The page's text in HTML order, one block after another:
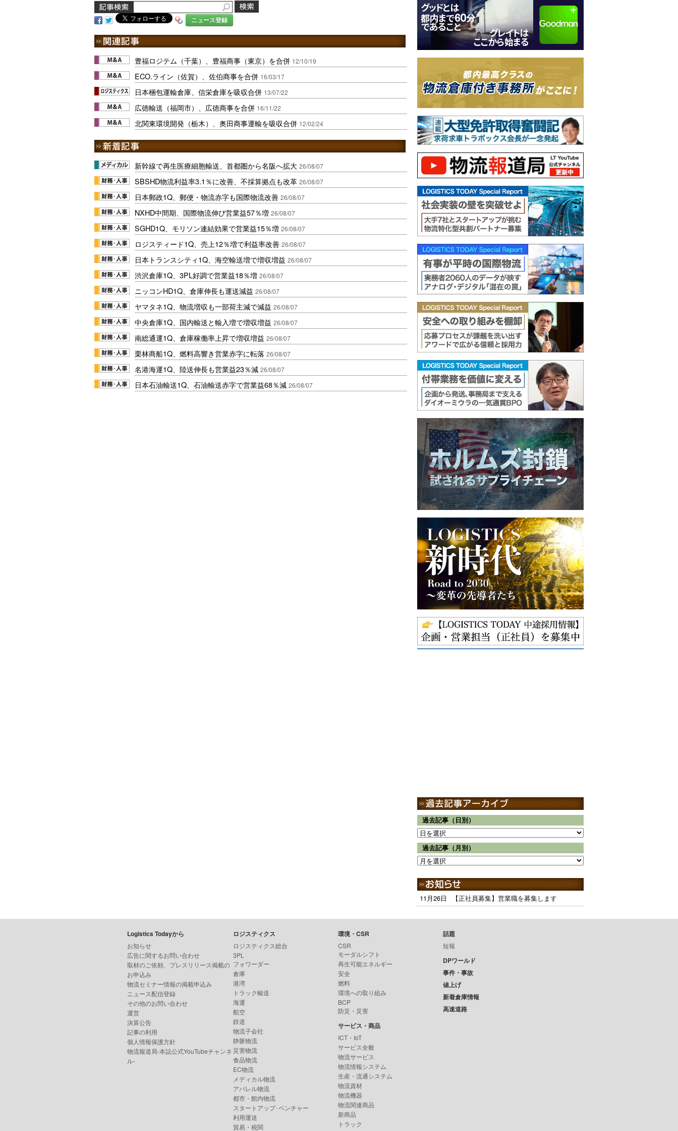
ニュース登録
豊福ロジテム（千葉）、豊福商事（東京）を合併 12/10/19
ECO.ライン（佐賀）、佐伯商事を合併 16/03/17
日本梱包運輸倉庫、信栄倉庫を吸収合併 13/07/22
広徳輸送（福岡市）、広徳商事を合併 16/11/22
北関東環境開発（栃木）、奥田商事運輸を吸収合併 12/02/24
新幹線で再生医療細胞輸送、首都圏から名阪へ拡大 26/08/07
SBSHD物流利益率3.1％に改善、不採算拠点も改革 26/08/07
日本郵政1Q、郵便・物流赤字も国際物流改善 26/08/07
NXHD中間期、国際物流伸び営業益57％増 26/08/07
SGHD1Q、モリソン連結効果で営業益15％増 26/08/07
ロジスティード1Q、売上12％増で利益率改善 26/08/07
日本トランスシティ1Q、海空輸送増で増収増益 26/08/07
渋沢倉庫1Q、3PL好調で営業益18％増 26/08/07
ニッコンHD1Q、倉庫伸長も運送減益 26/08/07
ヤマタネ1Q、物流増収も一部荷主減で減益 26/08/07
中央倉庫1Q、国内輸送と輸入増で増収増益 26/08/07
南総通運1Q、倉庫稼働率上昇で増収増益 26/08/07
栗林商船1Q、燃料高響き営業赤字に転落 26/08/07
名港海運1Q、陸送伸長も営業益23％減 26/08/07
日本石油輸送1Q、石油輸送赤字で営業益68％減 26/08/07
過去記事（日別）
過去記事（月別）
11月26日 【正社員募集】営業職を募集します
Logistics Todayから
お知らせ
広告に関するお問い合わせ
取材のご依頼、プレスリリース掲載の
お申込み
物流セミナー情報の掲載申込み
ニュース配信登録
その他のお問い合わせ
運営
決算公告
記事の利用
個人情報保護方針
物流報道局-本誌公式YouTubeチャンネ
ル-
ロジスティクス
ロジスティクス総合
3PL
フォワーダー
倉庫
港湾
トラック輸送
海運
航空
鉄道
物流子会社
静脈物流
災害物流
食品物流
EC物流
メディカル物流
アパレル物流
都市・館内物流
スタートアップ･ベンチャー
利用運送
貿易・税関
環境・CSR
CSR
モーダルシフト
再生可能エネルギー
安全
燃料
環境への取り組み
BCP
防災・災害
サービス・商品
ICT・IoT
サービス全般
物流サービス
物流情報システム
生産・流通システム
物流資材
物流機器
物流関連商品
新商品
トラック
話題
短報
DPワールド
事件・事故
値上げ
新着倉庫情報
高速道路